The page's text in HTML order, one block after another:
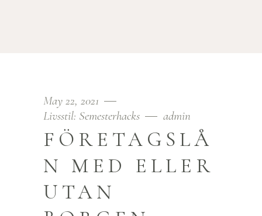
May 22, 2021
Livsstil: Semesterhacks
admin
FÖRETAGSLÅ
N MED ELLER
UTAN